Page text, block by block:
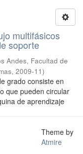
multifásicos
soporte
Andes, Facultad de
, 2009-11)
grado consiste en
que pueden circular
de aprendizaje
Theme by
Atmire